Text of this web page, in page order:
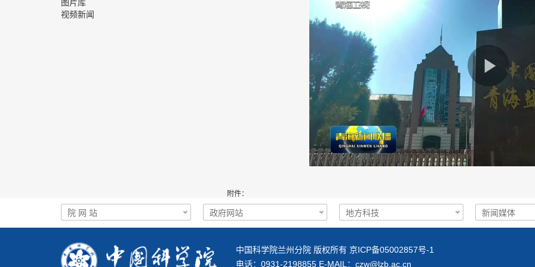
图片库
视频新闻
附件：
中国科学院兰州分院 版权所有 京ICP备05002857号-1
电话：0931-2198855 E-MAIL： czw@lzb.ac.cn